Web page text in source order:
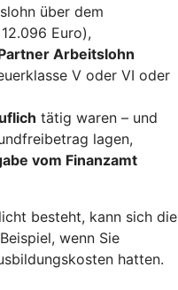
über dem
Euro),
Arbeitslohn
V oder VI oder
tätig waren – und
lagen,
vom Finanzamt
besteht, kann sich die
wenn Sie
hatten.